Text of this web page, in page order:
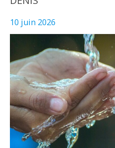
10 juin 2026